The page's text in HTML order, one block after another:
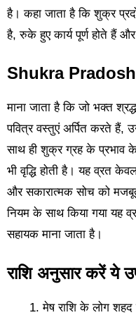
है। कहा जाता है कि शुक्र
है, रुके हुए कार्य पूर्ण होते हैं
Shukra
माना जाता है कि जो भक्त
पवित्र वस्तुएं अर्पित करते हैं,
साथ ही शुक्र ग्रह के प्रभाव
भी वृद्धि होती है। यह व्रत
और सकारात्मक सोच को
नियम के साथ किया गया यह
सहायक माना जाता है।
राशि अनुसार करें ये
मेष राशि के लोग